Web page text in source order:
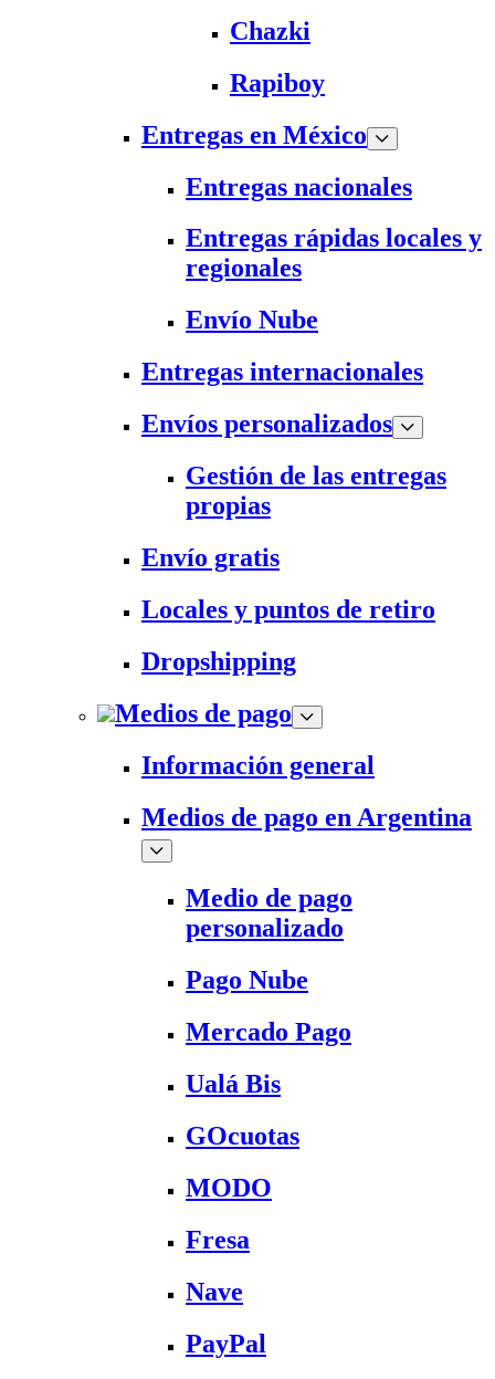
Chazki
Rapiboy
Entregas en México
Entregas nacionales
Entregas rápidas locales y
regionales
Envío Nube
Entregas internacionales
Envíos personalizados
Gestión de las entregas
propias
Envío gratis
Locales y puntos de retiro
Dropshipping
Medios de pago
Información general
Medios de pago en Argentina
Medio de pago
personalizado
Pago Nube
Mercado Pago
Ualá Bis
GOcuotas
MODO
Fresa
Nave
PayPal